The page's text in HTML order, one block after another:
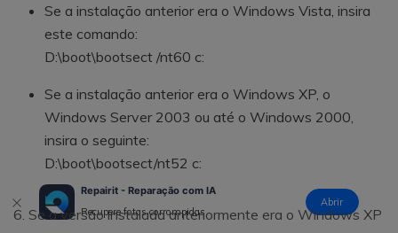
Se a instalação anterior era o Windows Vista, insira
este comando:
D:\boot\bootsect /nt60 c:
Se a instalação anterior era o Windows XP, o
Windows Server 2003 ou até o Windows 2000,
insira o seguinte:
D:\boot\bootsect/nt52 c:
6. Se a versão instalada anteriormente era o Windows XP
Repairit - Reparação com IA
Recupere fotos corrompidas
Abrir